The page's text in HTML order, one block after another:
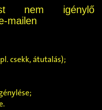
nem igénylő
mailen
csekk, átutalás);